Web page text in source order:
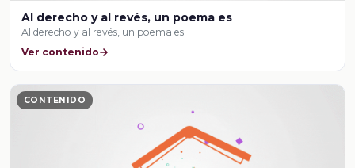
Al derecho y al revés, un poema es
Al derecho y al revés, un poema es
Ver contenido
CONTENIDO